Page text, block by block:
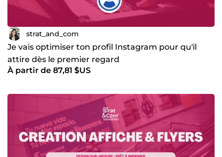
strat_and_com
Je vais optimiser ton profil Instagram pour qu'il
attire dès le premier regard
À partir de 87,81 $US